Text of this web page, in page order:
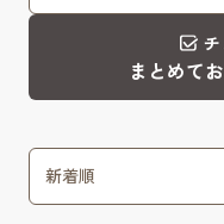
まとめて